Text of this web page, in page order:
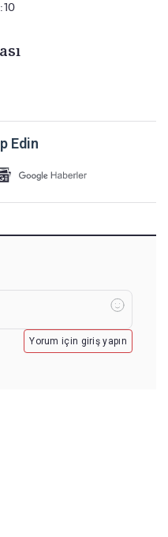
Edin
Yorum için giriş yapın